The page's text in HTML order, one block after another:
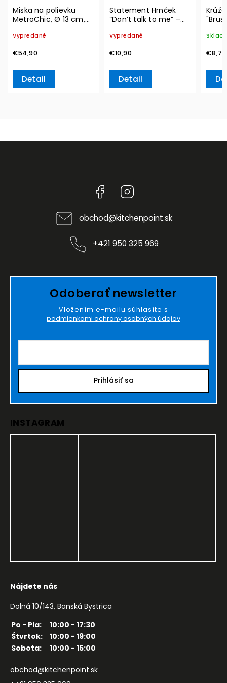
Miska na polievku
MetroChic, Ø 13 cm,
Boch
Vypredané
€54,90
Detail
Statement Hrnček
“Don’t talk to me” –
Vypredané
€10,90
Detail
€8,70
Facebook
obchod@kitchenpoint.sk
+421 950 325 969
Odoberať newsletter
Vložením e-mailu súhlasíte s
podmienkami ochrany osobných údajov
Prihlásiť sa
INSTAGRAM
Nájdete nás
Dolná 10/143, Banská Bystrica
Po - Pia:
10:00 - 17:30
Štvrtok:
10:00 - 19:00
Sobota:
10:00 - 15:00
obchod@kitchenpoint.sk